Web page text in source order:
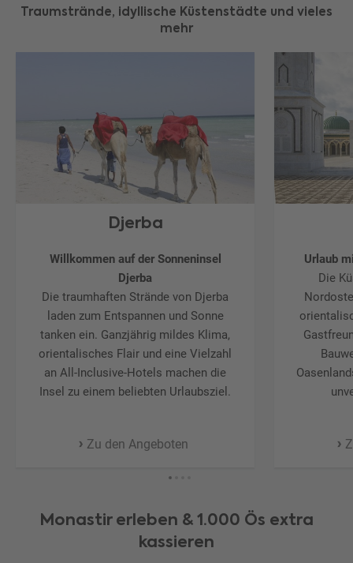
Traumstrände, idyllische Küstenstädte und vieles
mehr
Djerba
Willkommen auf der Sonneninsel
Djerba
Die traumhaften Strände von Djerba
laden zum Entspannen und Sonne
tanken ein. Ganzjährig mildes Klima,
orientalisches Flair und eine Vielzahl
an All-Inclusive-Hotels machen die
Insel zu einem beliebten Urlaubsziel.
Zu den Angeboten
Urlaub
Die
Monastir erleben & 1.000 Ös extra
kassieren